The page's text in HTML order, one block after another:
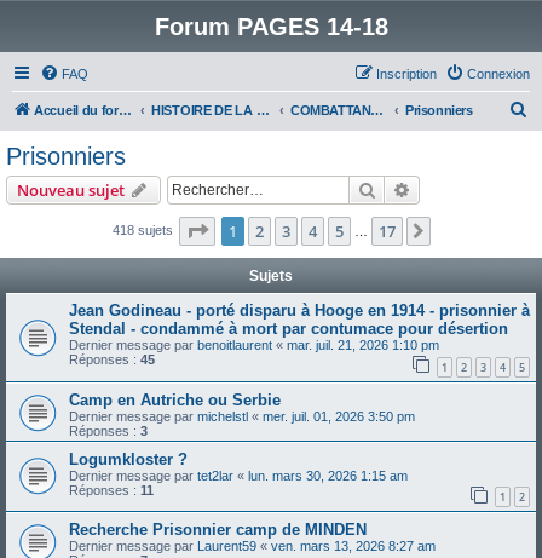
Forum PAGES 14-18
FAQ Connexion
Inscription
Accueil du forum HISTOIRE DE LA GRANDE GUERRE COMBATTANTS DE LA GRANDE GUERRE Prisonniers
h
Prisonniers
Nouveau sujet Rechercher
418 sujets Page 1sur17
1 2 3 4 5 17
Sujets
Jean Godineau - porté disparu à Hooge en 1914 - prisonnier à
Stendal - condammé à mort par contumace pour désertion
Dernier message par benoitlaurent « mar. juil. 21, 2026 1:10 pm
Réponses : 45 1 2 3 4 5
Camp en Autriche ou Serbie
Dernier message par michelstl « mer. juil. 01, 2026 3:50 pm
Réponses : 3
Logumkloster ?
Dernier message par tet2lar « lun. mars 30, 2026 1:15 am
Réponses : 11 1 2
Recherche Prisonnier camp de MINDEN
Dernier message par Laurent59 « ven. mars 13, 2026 8:27 am